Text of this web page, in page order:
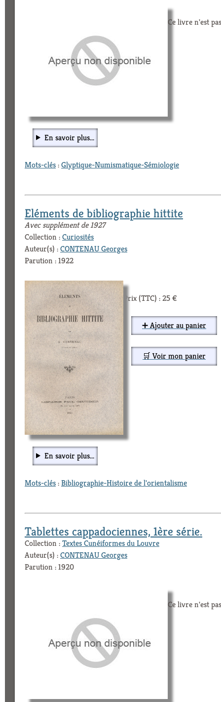
Ce livre n'est
En savoir plus...
Mots-clés:Glyptique-Numismatique-Sémiologie
Eléments de bibliographie hittite
Avec supplément de 1927
Collection :Curiosités
Auteur(s) :CONTENAU Georges
Parution : 1922
Prix (TTC) : 25 €
➕ Ajouter au panier
🛒 Voir mon panier
En savoir plus...
Mots-clés:Bibliographie-Histoire de l'orientalisme
Tablettes cappadociennes, 1ère série.
Collection :Textes Cunéiformes du Louvre
Auteur(s) :CONTENAU Georges
Parution : 1920
Ce livre n'est